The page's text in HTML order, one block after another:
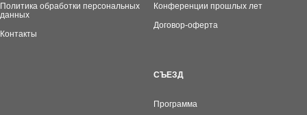
Политика обработки персональных
данных
Контакты
Конференции прошлых лет
Договор-оферта
СЪЕЗД
Программа